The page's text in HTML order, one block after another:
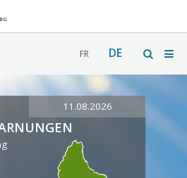
FR DE
11.08.2026